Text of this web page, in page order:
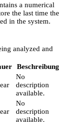
a numerical
the last time the
in the system.
analyzed and
Beschreibung
No
description
available.
No
description
available.